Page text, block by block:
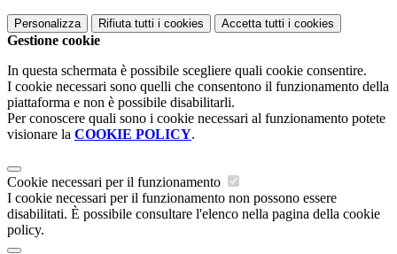
Personalizza Rifiuta tutti i cookies Accetta tutti i cookies
Gestione cookie
In questa schermata è possibile scegliere quali cookie consentire.
I cookie necessari sono quelli che consentono il funzionamento della
piattaforma e non è possibile disabilitarli.
Per conoscere quali sono i cookie necessari al funzionamento potete
visionare la COOKIE POLICY.
Cookie necessari per il funzionamento
I cookie necessari per il funzionamento non possono essere
disabilitati. È possibile consultare l'elenco nella pagina della cookie
policy.